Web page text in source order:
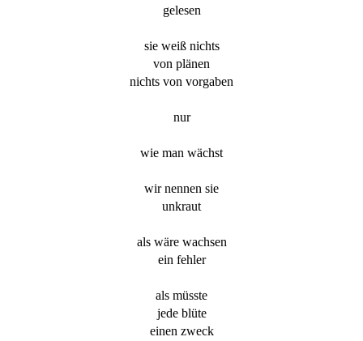
gelesen
sie weiß nichts
von plänen
nichts von vorgaben
nur
wie man wächst
wir nennen sie
unkraut
als wäre wachsen
ein fehler
als müsste
jede blüte
einen zweck